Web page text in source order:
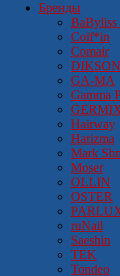
Бренды
BaByliss
Coif*in
Comair
DIKSON
GA-MA
Gamma
Hairway
Harizma
Mark
Moser
OLLIN
OSTER
ruNail
Saeshin
TEK
Tondeo